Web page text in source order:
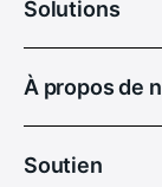
Solutions
À propos de
Soutien